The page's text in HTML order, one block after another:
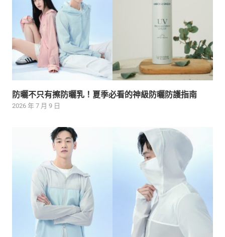
防曬不只有擦防曬乳！夏季必看的神級防曬防護指南
2026 年 7 月 9 日